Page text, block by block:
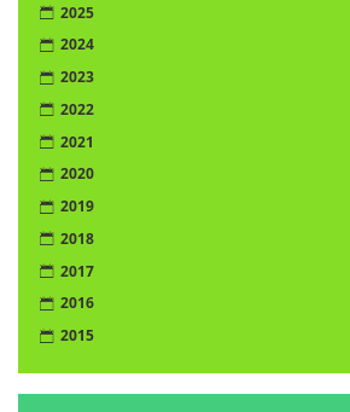
2025
2024
2023
2022
2021
2020
2019
2018
2017
2016
2015